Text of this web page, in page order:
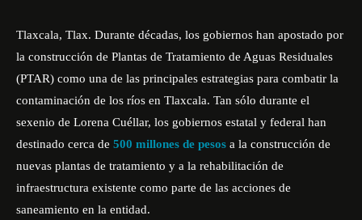
Tlaxcala, Tlax. Durante décadas, los gobiernos han apostado por
la construcción de Plantas de Tratamiento de Aguas Residuales
(PTAR) como una de las principales estrategias para combatir la
contaminación de los ríos en Tlaxcala. Tan sólo durante el
sexenio de Lorena Cuéllar, los gobiernos estatal y federal han
destinado cerca de 500 millones de pesos a la construcción de
nuevas plantas de tratamiento y a la rehabilitación de
infraestructura existente como parte de las acciones de
saneamiento en la entidad.